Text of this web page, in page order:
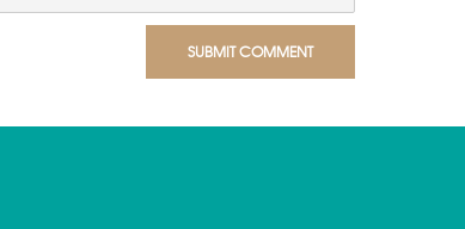
SUBMIT COMMENT